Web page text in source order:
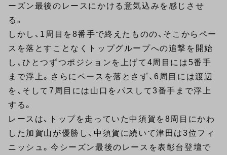
ーズン最後のレースにかける意気込みを感じさせ
る。
しかし、1周目を8番手で終えたものの、そこからペー
スを落とすことなくトップグループへの追撃を開始
し、ひとつずつポジションを上げて4周目には5番手
まで浮上。さらにペースを落とさず、6周目には渡辺
を、そして7周目には山口をパスして3番手まで浮上
する。
レースは、トップを走っていた中須賀を8周目にかわ
した加賀山が優勝し、中須賀に続いて津田は3位フィ
ニッシュ。今シーズン最後のレースを表彰台登壇で